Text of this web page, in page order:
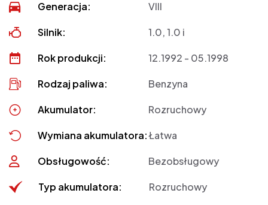
Generacja: VIII
Silnik: 1.0, 1.0 i
Rok produkcji: 12.1992 - 05.1998
Rodzaj paliwa: Benzyna
Akumulator: Rozruchowy
Wymiana akumulatora:Łatwa
Obsługowość: Bezobsługowy
Typ akumulatora: Rozruchowy